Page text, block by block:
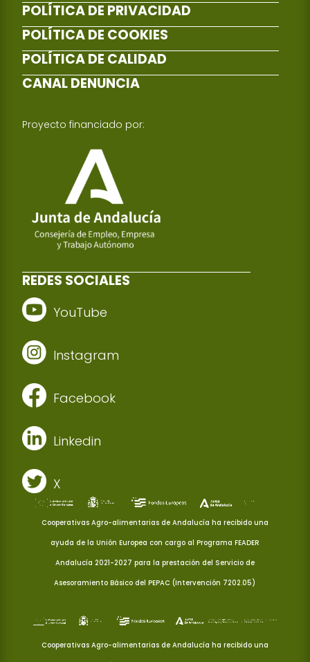
POLÍTICA DE PRIVACIDAD
POLÍTICA DE COOKIES
POLÍTICA DE CALIDAD
CANAL DENUNCIA
Proyecto financiado por:
REDES SOCIALES
YouTube
Instagram
Facebook
Linkedin
X
Cooperativas Agro-alimentarias de Andalucía ha recibido una
ayuda de la Unión Europea con cargo al Programa FEADER
Andalucía 2021-2027 para la prestación del Servicio de
Asesoramiento Básico del PEPAC (Intervención 7202.05)
Cooperativas Agro-alimentarias de Andalucía ha recibido una